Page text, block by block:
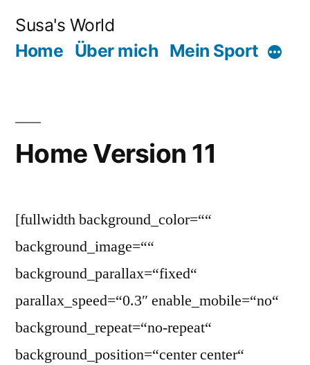
Inhalt
Susa's World
Home Über mich Mein Sport Mehr
Home Version 11
[fullwidth background_color=““
background_image=““
background_parallax=“fixed“
parallax_speed=“0.3″ enable_mobile=“no“
background_repeat=“no-repeat“
background_position=“center center“